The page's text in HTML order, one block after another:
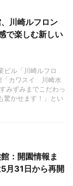
川崎ルフロン
で楽しむ新しい
ビル「川崎ルフロ
「カワスイ 川崎水
みずみまでこだわっ
驚かせます！」とい
：開園情報ま
月31日から再開